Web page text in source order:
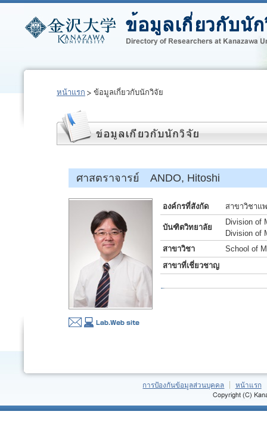
หน้าแรก ข้อมูลเกี่ยวกับนักวิจัย
ศาสตราจารย์ ANDO, Hitoshi
องค์กรที่สังกัด สาขาวิชาแ
บันฑิตวิทยาลัย
Division of
Division of
สาขาวิชา
School of
สาขาที่เชี่ยวชาญ
การป้องกันข้อมูลส่วนบุคคล หน้าแรก